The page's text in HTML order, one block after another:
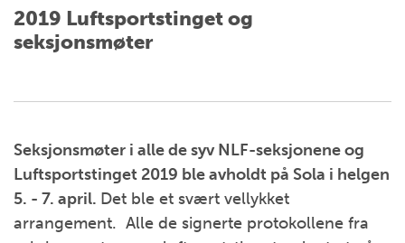
2019 Luftsportstinget og
seksjonsmøter
Seksjonsmøter i alle de syv NLF-seksjonene og
Luftsportstinget 2019 ble avholdt på Sola i helgen
5. - 7. april. Det ble et svært vellykket
arrangement. Alle de signerte protokollene fra